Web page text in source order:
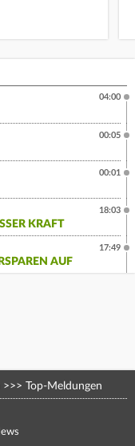
04:00
00:05
00:01
KRAFT
18:03
AUF
17:49
>>> Top-Meldungen